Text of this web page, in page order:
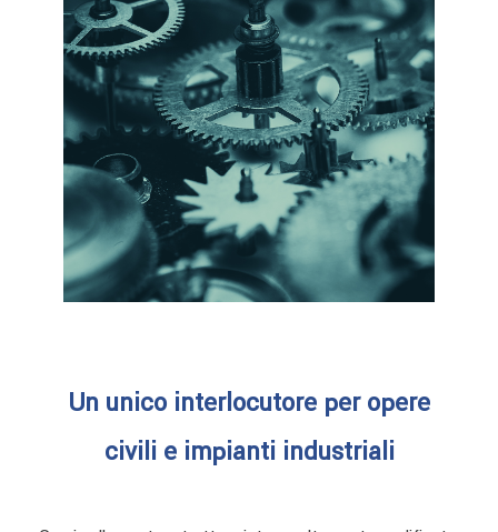
Un unico interlocutore per opere
civili e impianti industriali